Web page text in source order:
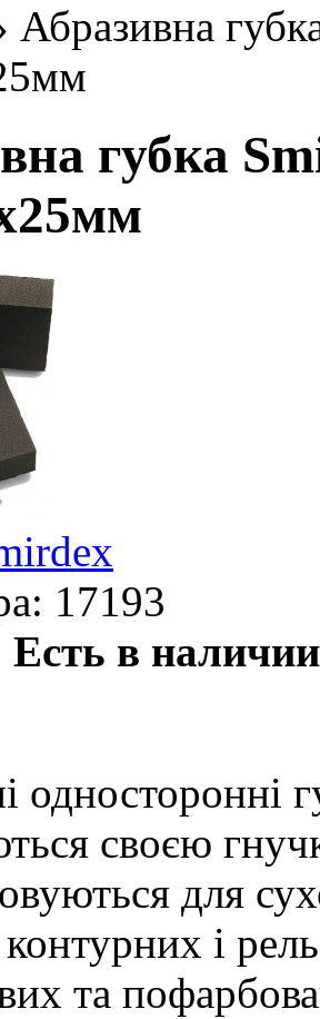
Абразивна
губка
17193
Есть в наличии
односторонні
своєю
для
і
та